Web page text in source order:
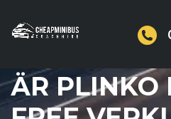
ÄR PLINKO